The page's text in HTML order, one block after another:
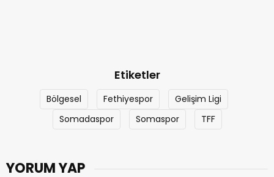
Etiketler
Bölgesel Fethiyespor
Gelişim Ligi
Somadaspor
Somaspor TFF
YORUM YAP